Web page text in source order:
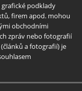
podklady
firem apod. mohou
obchodními
zpráv nebo fotografií
a fotografií) je